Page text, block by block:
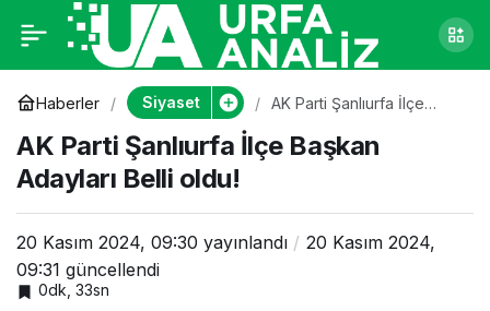
Haberler Siyaset
AK Parti Şanlıurfa İlçe
AK Parti Şanlıurfa İlçe Başkan
Adayları Belli oldu!
20 Kasım 2024, 09:30 yayınlandı
20 Kasım 2024,
09:31 güncellendi
0dk, 33sn
AK Parti Şanlıurfa İlçe
Başkan Adayları Belli
oldu!
0